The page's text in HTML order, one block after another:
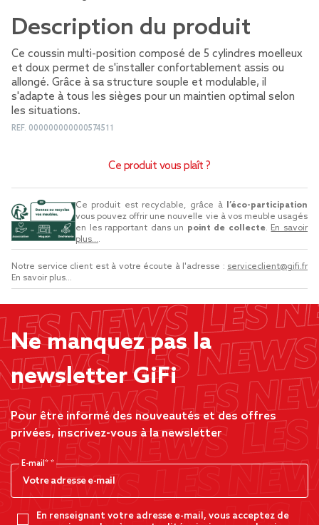
Description du produit
Ce coussin multi-position composé de 5 cylindres moelleux
et doux permet de s'installer confortablement assis ou
allongé. Grâce à sa structure souple et modulable, il
s'adapte à tous les sièges pour un maintien optimal selon
les situations.
REF. 000000000000574511
Ce produit vous plaît ?
Ce produit est recyclable, grâce à
l’éco-participation
vous pouvez offrir une nouvelle vie à vos meuble usagés
en les rapportant dans un point de collecte. En savoir
plus....
Notre service client est à votre écoute à l'adresse : serviceclient@gifi.fr
En savoir plus...
Ne manquez pas la
newsletter GiFi
Pour être informé des nouveautés et des offres
privées, inscrivez-vous à la newsletter
E-mail*
En renseignant votre adresse e-mail, vous acceptez de